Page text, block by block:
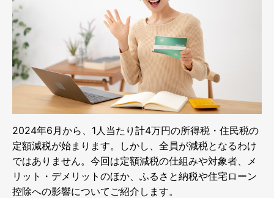
2024年6月から、1人当たり計4万円の所得税・住民税の
定額減税が始まります。しかし、全員が減税となるわけ
ではありません。今回は定額減税の仕組みや対象者、メ
リット・デメリットのほか、ふるさと納税や住宅ローン
控除への影響についてご紹介します。